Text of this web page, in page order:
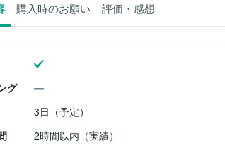
購入時のお願い 評価・感想
グ
3日（予定）
2時間以内（実績）